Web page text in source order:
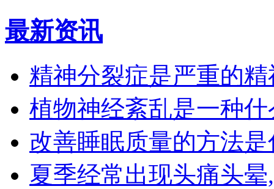
最新资讯
精神分裂症是严重的
植物神经紊乱是一种
改善睡眠质量的方法
夏季经常出现头痛头